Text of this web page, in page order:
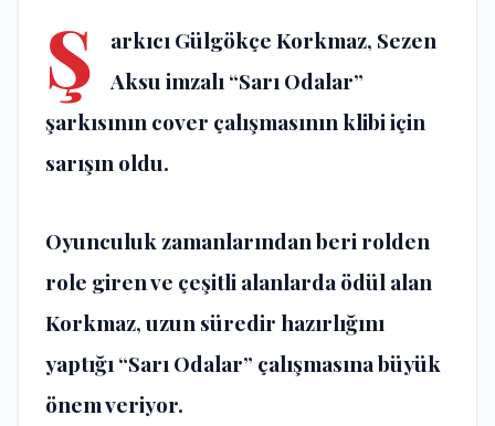
Ş
arkıcı Gülgökçe Korkmaz, Sezen
Aksu imzalı “Sarı Odalar”
şarkısının cover çalışmasının klibi için
sarışın oldu.
Oyunculuk zamanlarından beri rolden
role giren ve çeşitli alanlarda ödül alan
Korkmaz, uzun süredir hazırlığını
yaptığı “Sarı Odalar” çalışmasına büyük
önem veriyor.